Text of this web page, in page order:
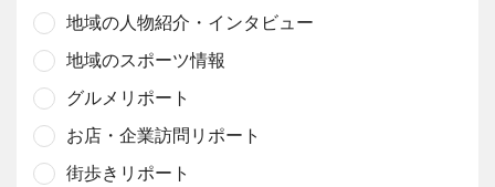
地域の人物紹介・インタビュー
地域のスポーツ情報
グルメリポート
お店・企業訪問リポート
街歩きリポート